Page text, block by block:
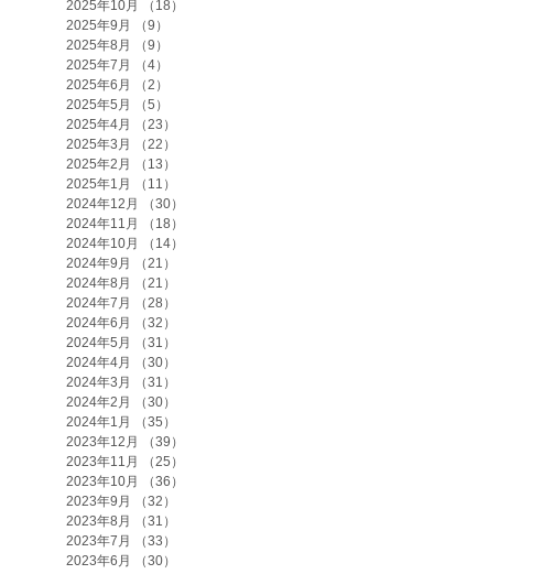
2025年10月
（18）
2025年9月
（9）
2025年8月
（9）
2025年7月
（4）
2025年6月
（2）
2025年5月
（5）
2025年4月
（23）
2025年3月
（22）
2025年2月
（13）
2025年1月
（11）
2024年12月
（30）
2024年11月
（18）
2024年10月
（14）
2024年9月
（21）
2024年8月
（21）
2024年7月
（28）
2024年6月
（32）
2024年5月
（31）
2024年4月
（30）
2024年3月
（31）
2024年2月
（30）
2024年1月
（35）
2023年12月
（39）
2023年11月
（25）
2023年10月
（36）
2023年9月
（32）
2023年8月
（31）
2023年7月
（33）
2023年6月
（30）